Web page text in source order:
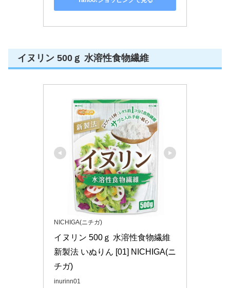
イヌリン 500ｇ 水溶性食物繊維
NICHIGA(ニチガ)
イヌリン 500ｇ 水溶性食物繊維
新製法 いぬりん [01] NICHIGA(ニ
チガ)
inurinn01